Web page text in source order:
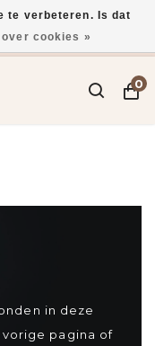
verzonden*
0
in deze
pagina of
te verbeteren. Is dat
over cookies »